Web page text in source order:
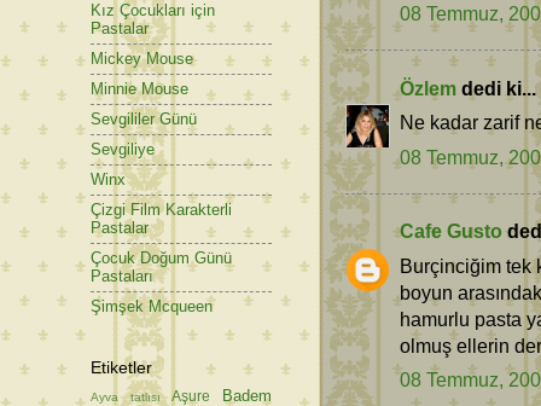
08 Temmuz,
Özlem dedi ki...
Ne kadar zarif
08 Temmuz,
Cafe Gusto
Burçinciğim tek
boyun
hamurlu pasta
olmuş ellerin
08 Temmuz,
Kız Çocukları için
Pastalar
Mickey Mouse
Minnie Mouse
Sevgililer Günü
Sevgiliye
Winx
Çizgi Film Karakterli
Pastalar
Çocuk Doğum Günü
Pastaları
Şimşek Mcqueen
Etiketler
Ayva tatlısı Aşure Badem